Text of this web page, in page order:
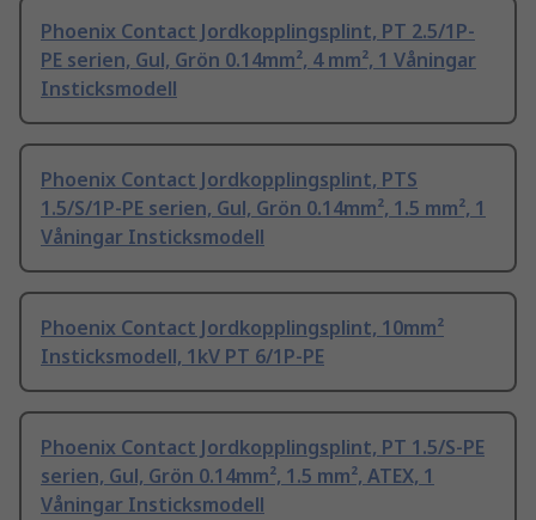
Phoenix Contact Jordkopplingsplint, PT 2.5/1P-
PE serien, Gul, Grön 0.14mm², 4 mm², 1 Våningar
Insticksmodell
Phoenix Contact Jordkopplingsplint, PTS
1.5/S/1P-PE serien, Gul, Grön 0.14mm², 1.5 mm², 1
Våningar Insticksmodell
Phoenix Contact Jordkopplingsplint, 10mm²
Insticksmodell, 1kV PT 6/1P-PE
Phoenix Contact Jordkopplingsplint, PT 1.5/S-PE
serien, Gul, Grön 0.14mm², 1.5 mm², ATEX, 1
Våningar Insticksmodell